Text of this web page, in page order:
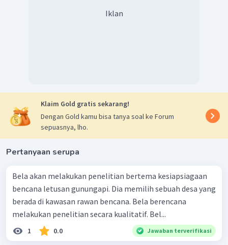
Iklan
Klaim Gold gratis sekarang!
Dengan Gold kamu bisa tanya soal ke Forum
sepuasnya, lho.
Pertanyaan serupa
Bela akan melakukan penelitian bertema kesiapsiagaan
bencana letusan gunungapi. Dia memilih sebuah desa yang
berada di kawasan rawan bencana. Bela berencana
melakukan penelitian secara kualitatif. Bel...
1 0.0 Jawaban terverifikasi